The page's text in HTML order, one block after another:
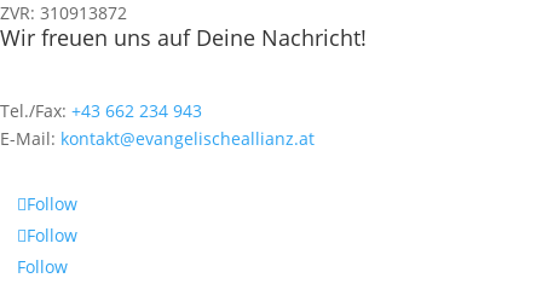
ZVR: 310913872
Wir freuen uns auf Deine Nachricht!
Tel./Fax: +43 662 234 943
E-Mail: kontakt@evangelischeallianz.at
Follow
Follow
Follow